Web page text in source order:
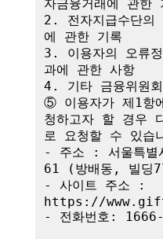
자금융거래에 관한
2. 전자지급수단의
에 관한 기록
3. 이용자의 오류
과에 관한 사항
4. 기타 금융위원
⑤ 이용자가 제1항
청하고자 할 경우
로 요청할 수 있습
- 주소 : 서울특별
61 (방배동, 빌딩
- 사이트 주소 :
https://
- 전화번호: